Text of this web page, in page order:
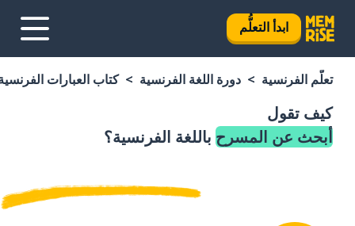
ابدأ التعلُّم
تعلَّم الفرنسية دورة اللغة الفرنسية كتاب العبارات
كيف تقول
أبحث عن المسرح باللغة الفرنسية؟